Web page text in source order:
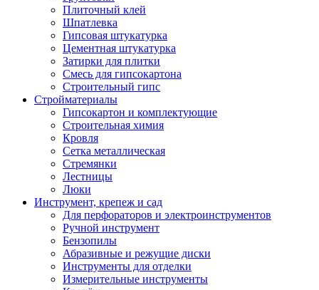
Плиточный клей
Шпатлевка
Гипсовая штукатурка
Цементная штукатурка
Затирки для плитки
Смесь для гипсокартона
Строительный гипс
Стройматериалы
Гипсокартон и комплектующие
Строительная химия
Кровля
Сетка металлическая
Стремянки
Лестницы
Люки
Инструмент, крепеж и сад
Для перфораторов и электроинструментов
Ручной инструмент
Бензопилы
Абразивные и режущие диски
Инструменты для отделки
Измерительные инструменты